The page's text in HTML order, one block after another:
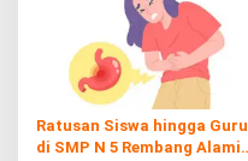
Ratusan Siswa hingga Guru
di SMP N 5 Rembang Alami